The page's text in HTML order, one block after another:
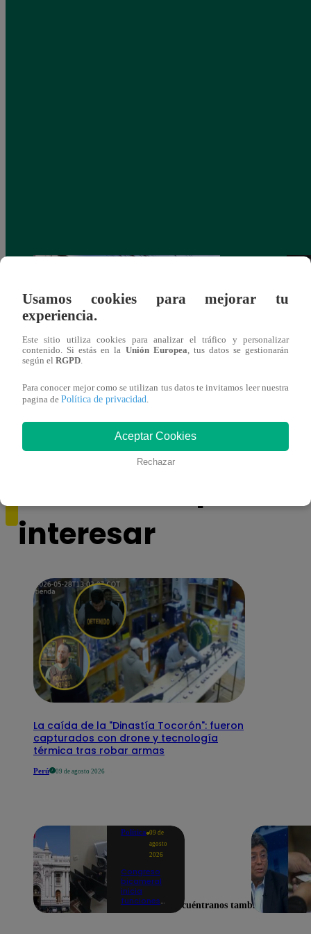
Asesinan a comerciante ferretero dentro de
galería en San Juan de Lurigancho
interesar
La caída de la "Dinastía Tocorón": fueron
capturados con drone y tecnología
térmica tras robar armas
Perú 09 de agosto 2026
Política 09 de
agosto
2026
Congreso
bicameral
inicia
funciones
Usamos cookies para mejorar tu
experiencia.
Este sitio utiliza cookies para analizar el tráfico y personalizar
contenido. Si estás en la Unión Europea, tus datos se gestionarán
según el RGPD.
Para conocer mejor como se utilizan tus datos te invitamos leer nuestra
pagina de Política de privacidad.
Aceptar Cookies
Rechazar
Encuéntranos también en